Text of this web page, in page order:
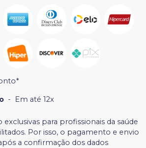
- Em até 12x
exclusivas para profissionais da saúde
Por isso, o pagamento e envio
a confirmação dos dados